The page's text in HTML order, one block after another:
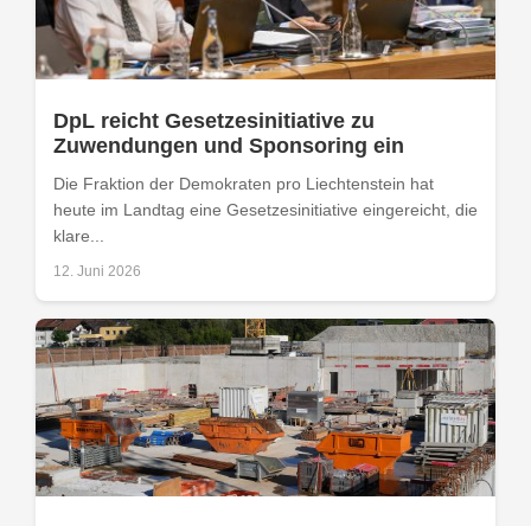
DpL reicht Gesetzesinitiative zu
Zuwendungen und Sponsoring ein
Die Fraktion der Demokraten pro Liechtenstein hat
heute im Landtag eine Gesetzesinitiative eingereicht, die
klare...
12. Juni 2026